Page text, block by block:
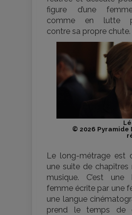
figure d’une
comme en lutte
contre sa propre chute.
© 2026
Le long-métrage est
une suite de chapitres
musique. C’est une
femme écrite par une
une langue
prend le temps de